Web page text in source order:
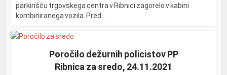
parkirišču trgovskega centra v Ribnici zagorelo v kabini
kombiniranega vozila. Pred...
Poročilo dežurnih policistov PP
Ribnica za sredo, 24.11.2021